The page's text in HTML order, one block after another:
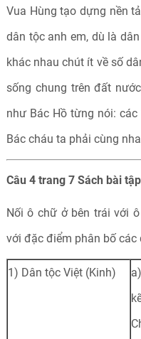
Vua Hùng tạo dựng nền
dân tộc anh em, dù là
khác nhau chút ít về số
sống chung trên đất
như Bác Hồ từng nói:
Bác cháu ta phải cùng
Câu 4 trang 7 Sách bài
Nối ô chữ ở bên trái với
với đặc điểm phân bố các
1) Dân tộc Việt (Kinh)